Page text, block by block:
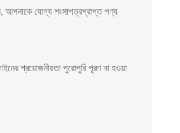
আপনাকে যোগ্য শংসাপত্রপ্রাপ্ত পণ্য
প্রয়োজনীয়তা পুরোপুরি পূরণ না হওয়া